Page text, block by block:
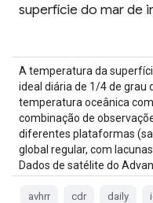
superfície do mar de
A temperatura da
ideal diária de 1/4 de grau
temperatura oceânica
combinação de
diferentes plataformas
global regular, com
Dados de satélite do
avhrr cdr daily